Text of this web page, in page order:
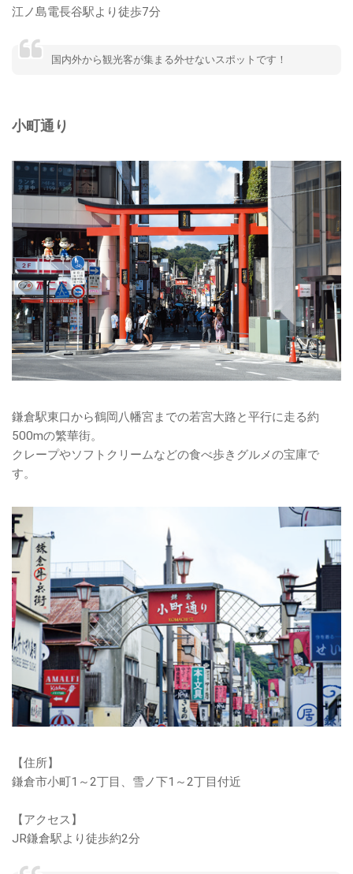
江ノ島電長谷駅より徒歩7分
国内外から観光客が集まる外せないスポットです！
小町通り
鎌倉駅東口から鶴岡八幡宮までの若宮大路と平行に走る約
500mの繁華街。
クレープやソフトクリームなどの食べ歩きグルメの宝庫で
す。
【住所】
鎌倉市小町1～2丁目、雪ノ下1～2丁目付近
【アクセス】
JR鎌倉駅より徒歩約2分